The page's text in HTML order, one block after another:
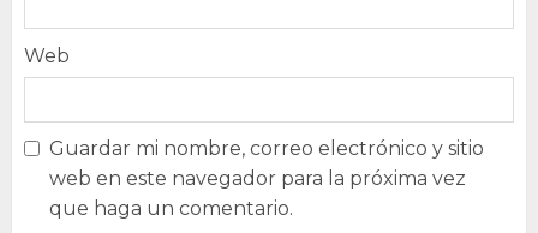
Web
Guardar mi nombre, correo electrónico y sitio
web en este navegador para la próxima vez
que haga un comentario.